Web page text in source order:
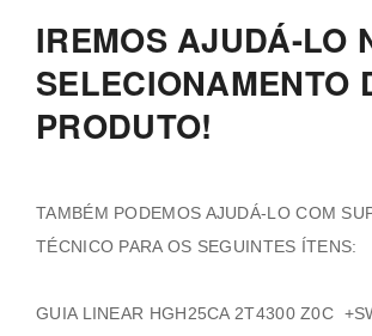
IREMOS AJUDÁ-LO
SELECIONAMENTO
PRODUTO!
TAMBÉM PODEMOS AJUDÁ-LO COM
TÉCNICO PARA OS SEGUINTES ÍTENS:
GUIA LINEAR HGH25CA 2T4300 Z0C